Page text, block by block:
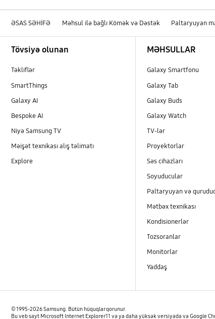
Səs-küy / Vibrasiya
WM_Digər
İstifadə
ƏSAS SƏHİFƏ Məhsul ilə bağlı Kömək və Dəstək Paltaryuyan
Tövsiyə olunan
Təkliflər
SmartThings
Galaxy AI
Bespoke AI
Niyə Samsung TV
Məişət texnikası alış təlimatı
Explore
MƏHSULLAR
Galaxy Smartfonu
Galaxy Tab
Galaxy Buds
Galaxy Watch
TV-lər
Proyektorlar
Səs cihazları
Soyuducular
Paltaryuyan və
Mətbəx texnikası
Kondisionerlər
Tozsoranlar
Monitorlar
Yaddaş
© 1995-2026 Samsung. Bütün hüquqlar qorunur.
Bu veb sayt Microsoft Internet Explorer 11 və ya daha yüksək versiyada və Google